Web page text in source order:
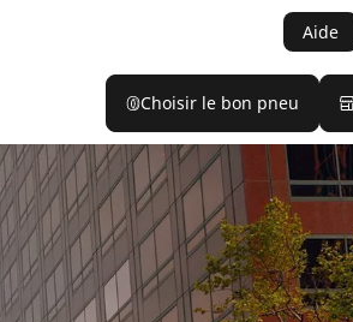
Aide
Choisir le bon pneu